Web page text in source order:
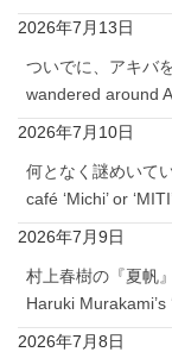
2026年7月13日
ついでに、アキバ
wandered around
2026年7月10日
何となく謎めいて
café ‘Michi’ or
2026年7月9日
村上春樹の『夏帆
Haruki Murakami’s
2026年7月8日